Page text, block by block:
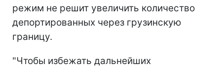
режим не решит увеличить количество
депортированных через грузинскую
границу.
"Чтобы избежать дальнейших